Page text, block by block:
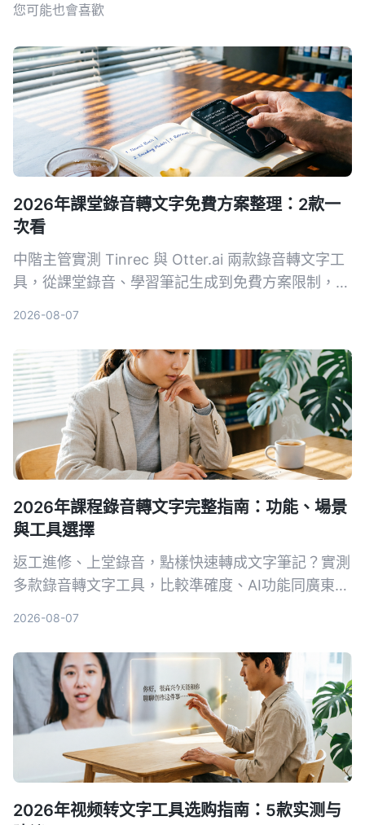
您可能也會喜歡
2026年課堂錄音轉文字免費方案整理：2款一
次看
中階主管實測 Tinrec 與 Otter.ai 兩款錄音轉文字工
具，從課堂錄音、學習筆記生成到免費方案限制，5
2026-08-07
2026年課程錄音轉文字完整指南：功能、場景
與工具選擇
返工進修、上堂錄音，點樣快速轉成文字筆記？實測
多款錄音轉文字工具，比較準確度、AI功能同廣東話
2026-08-07
2026年视频转文字工具选购指南：5款实测与